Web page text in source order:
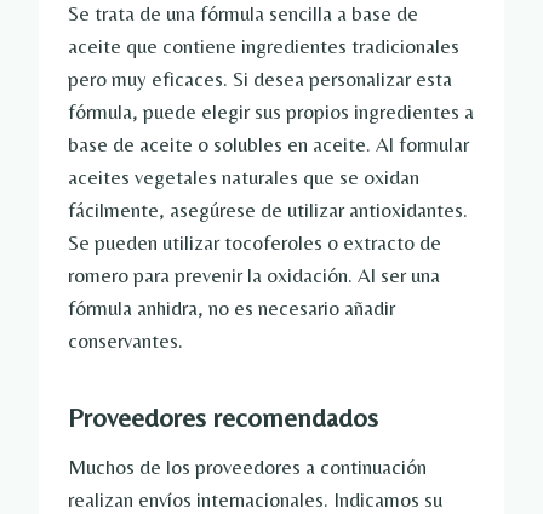
Se trata de una fórmula sencilla a base de
aceite que contiene ingredientes tradicionales
pero muy eficaces. Si desea personalizar esta
fórmula, puede elegir sus propios ingredientes a
base de aceite o solubles en aceite. Al formular
aceites vegetales naturales que se oxidan
fácilmente, asegúrese de utilizar antioxidantes.
Se pueden utilizar tocoferoles o extracto de
romero para prevenir la oxidación. Al ser una
fórmula anhidra, no es necesario añadir
conservantes.
Proveedores recomendados
Muchos de los proveedores a continuación
realizan envíos internacionales. Indicamos su